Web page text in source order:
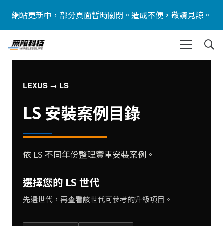
網站更新中，部分頁面暫時關閉。造成不便，敬請見諒。
LEXUS → LS
LS 安裝案例目錄
依 LS 不同年份整理實車安裝案例。
選擇您的 LS 世代
先選世代，再查看該世代可參考的升級項目。